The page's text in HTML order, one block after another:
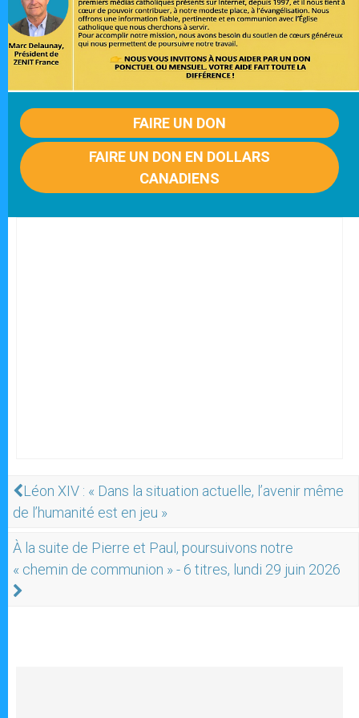
FAIRE UN DON
FAIRE UN DON EN DOLLARS
CANADIENS
Léon XIV : « Dans la situation actuelle, l’avenir même
de l’humanité est en jeu »
À la suite de Pierre et Paul, poursuivons notre
« chemin de communion » - 6 titres, lundi 29 juin 2026